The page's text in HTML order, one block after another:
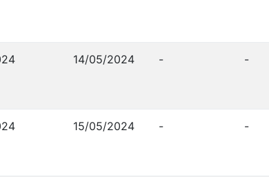
14/05/2024 - -
15/05/2024 - -